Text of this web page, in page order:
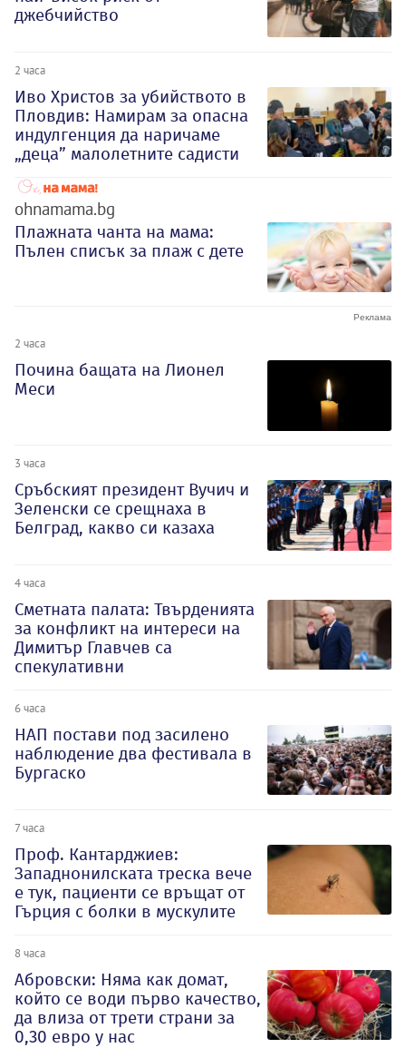
джебчийство
2 часа
Иво Христов за убийството в
Пловдив: Намирам за опасна
индулгенция да наричаме
„деца” малолетните садисти
ohnamama.bg
Плажната чанта на мама:
Пълен списък за плаж с дете
2 часа
Почина бащата на Лионел
Меси
3 часа
Сръбският президент Вучич и
Зеленски се срещнаха в
Белград, какво си казаха
4 часа
Сметната палата: Твърденията
за конфликт на интереси на
Димитър Главчев са
спекулативни
6 часа
НАП постави под засилено
наблюдение два фестивала в
Бургаско
7 часа
Проф. Кантарджиев:
Западнонилската треска вече
е тук, пациенти се връщат от
Гърция с болки в мускулите
8 часа
Абровски: Няма как домат,
който се води първо качество,
да влиза от трети страни за
0,30 евро у нас